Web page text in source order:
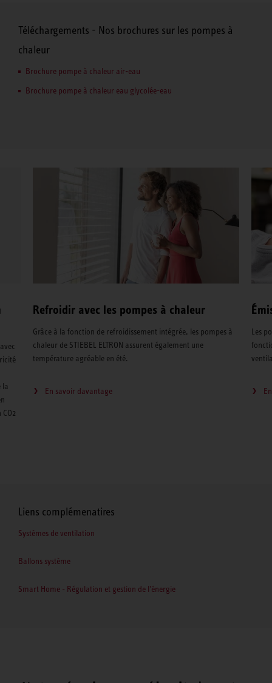
Téléchargements - Nos brochures sur les pompes à
chaleur
Brochure pompe à chaleur air-eau
Brochure pompe à chaleur eau glycolée-eau
la
Refroidir avec les pompes à chaleur
Grâce à la fonction de refroidissement intégrée, les pompes à
chaleur de STIEBEL ELTRON assurent également une
température agréable en été.
En savoir davantage
Les
Liens complémenatires
Systèmes de ventilation
Ballons système
Smart Home - Régulation et gestion de l'énergie